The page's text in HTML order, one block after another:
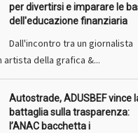
per divertirsi e imparare le
dell'educazione finanziaria
Dall'incontro tra un giornalista
artista della grafica &...
Autostrade, ADUSBEF vince
battaglia sulla trasparenza:
l’ANAC bacchetta i